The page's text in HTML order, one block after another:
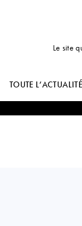
Le site
TOUTE L’ACTUALITÉ